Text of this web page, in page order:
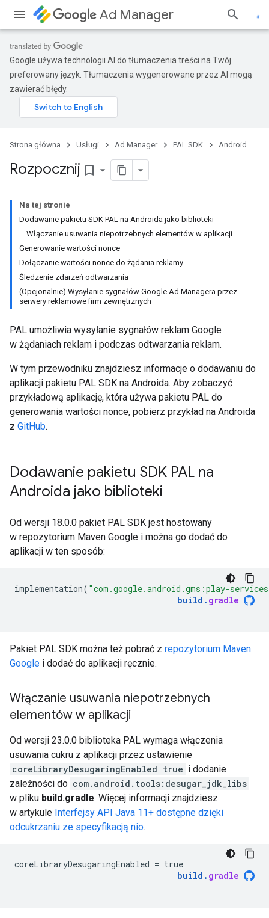
Ad Manager
Google używa technologii AI do tłumaczenia treści na Twój
preferowany język. Tłumaczenia wygenerowane przez AI mogą
zawierać błędy.
Strona główna Usługi Ad Manager PAL SDK Android
Rozpocznij bookmark_border
Na tej stronie
Dodawanie pakietu SDK PAL na Androida jako biblioteki
Włączanie usuwania niepotrzebnych elementów w aplikacji
Generowanie wartości nonce
Dołączanie wartości nonce do żądania reklamy
Śledzenie zdarzeń odtwarzania
(Opcjonalnie) Wysyłanie sygnałów Google Ad Managera przez
serwery reklamowe firm zewnętrznych
PAL umożliwia wysyłanie sygnałów reklam Google
w żądaniach reklam i podczas odtwarzania reklam.
W tym przewodniku znajdziesz informacje o dodawaniu do
aplikacji pakietu PAL SDK na Androida. Aby zobaczyć
przykładową aplikację, która używa pakietu PAL do
generowania wartości nonce, pobierz przykład na Androida
z GitHub.
Dodawanie pakietu SDK PAL na
Androida jako biblioteki
Od wersji 18.0.0 pakiet PAL SDK jest hostowany
w repozytorium Maven Google i można go dodać do
aplikacji w ten sposób:
implementation( "com.google.android.gms:play-
build . gradle
Pakiet PAL SDK można też pobrać z repozytorium Maven
Google i dodać do aplikacji ręcznie.
Włączanie usuwania niepotrzebnych
elementów w aplikacji
Od wersji 23.0.0 biblioteka PAL wymaga włączenia
usuwania cukru z aplikacji przez ustawienie
coreLibraryDesugaringEnabled true i dodanie
zależności do com.android.tools:desugar_jdk_libs
w pliku build.gradle. Więcej informacji znajdziesz
w artykule Interfejsy API Java 11+ dostępne dzięki
odcukrzaniu ze specyfikacją nio.
coreLibraryDesugaringEnabled = true
build . gradle